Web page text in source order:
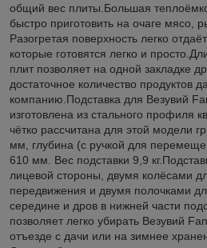
общий вес плиты.Большая
быстро приготовить на очаге мясо,
Разогретая поверхность легко
которые готовятся легко и
плит позволяет на одной закладке
достаточное количество продуктов
компанию.Подставка для Везувий
изготовлена из стального профиля
чётко рассчитана для этой модели
мм, глубина (с ручкой для
610 мм. Вес подставки 9,9
лицевой стороны, двумя колёсами
передвижения и двумя полочками
середине и дров в нижней части
позволяет легко убирать Везувий
отъезде с дачи или на зимнее